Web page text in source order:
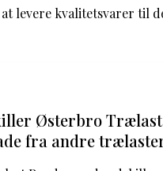
levere kvalitetsvarer til
Østerbro Trælast
fra andre